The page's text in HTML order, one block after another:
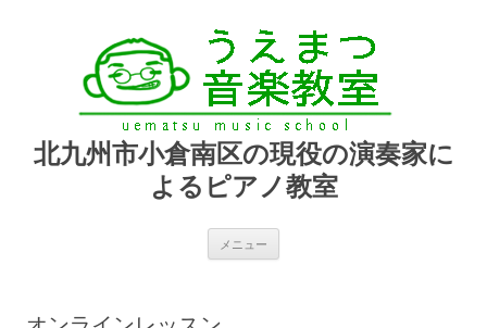
北九州市小倉南区の現役の演奏家に
よるピアノ教室
メニュー